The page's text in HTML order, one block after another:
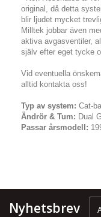
original, då detta
blir ljudet mycket
Milltek jobbar även
aktiva avgasventiler,
själv efter eget tycke
Vid eventuella
alltid kontakta oss!
Typ av system: Cat-
Ändrör & Tum: Dual
Passar årsmodell:
Nyhetsbrev